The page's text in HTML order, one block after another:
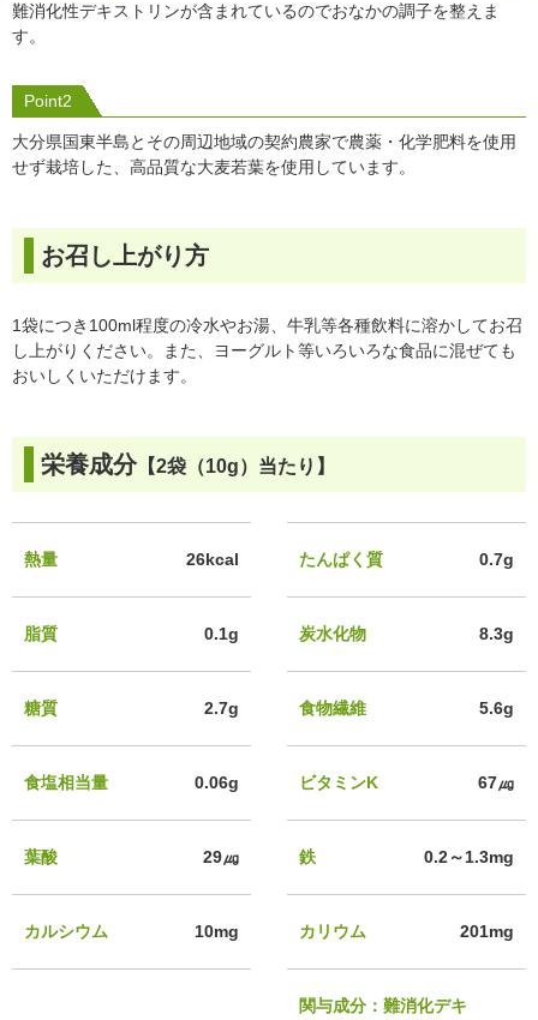
難消化性デキストリンが含まれているのでおなかの調子を整えま
す。
Point2
大分県国東半島とその周辺地域の契約農家で農薬・化学肥料を使用
せず栽培した、高品質な大麦若葉を使用しています。
お召し上がり方
1袋につき100ml程度の冷水やお湯、牛乳等各種飲料に溶かしてお召
し上がりください。また、ヨーグルト等いろいろな食品に混ぜても
おいしくいただけます。
栄養成分【2袋（10g）当たり】
熱量 26kcal たんぱく質 0.7g
脂質 0.1g 炭水化物 8.3g
糖質 2.7g 食物繊維 5.6g
食塩相当量 0.06g ビタミンK 67㎍
葉酸 29㎍ 鉄 0.2～1.3mg
カルシウム 10mg カリウム 201mg
関与成分：難消化デキ